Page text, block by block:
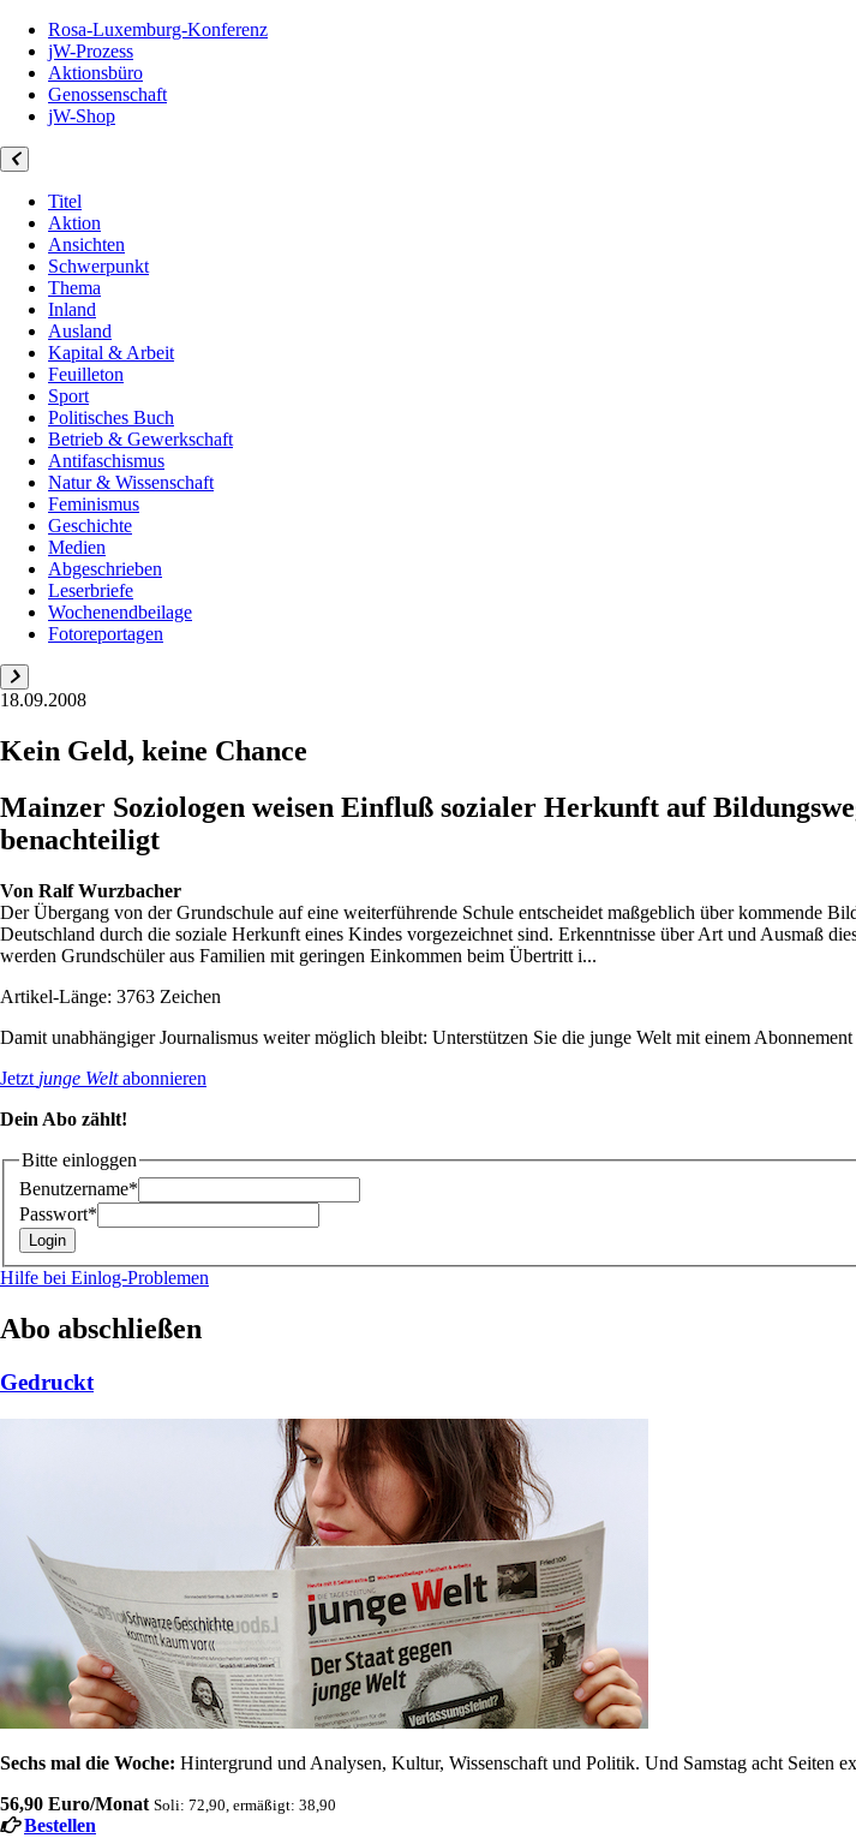
Rosa-Luxemburg-Konferenz
jW-Prozess
Aktionsbüro
Genossenschaft
jW-Shop
Titel
Aktion
Ansichten
Schwerpunkt
Thema
Inland
Ausland
Kapital & Arbeit
Feuilleton
Sport
Politisches Buch
Betrieb & Gewerkschaft
Antifaschismus
Natur & Wissenschaft
Feminismus
Geschichte
Medien
Abgeschrieben
Leserbriefe
Wochenendbeilage
Fotoreportagen
18.09.2008
Kein Geld, keine Chance
Mainzer Soziologen weisen Einfluß sozialer Herkunft auf
benachteiligt
Von Ralf Wurzbacher
Der Übergang von der Grundschule auf eine weiterführende Schule entscheidet maßgeblich über kommende
Deutschland durch die soziale Herkunft eines Kindes vorgezeichnet sind. Erkenntnisse über Art und Ausmaß
werden Grundschüler aus Familien mit geringen Einkommen beim Übertritt i...
Artikel-Länge: 3763 Zeichen
Damit unabhängiger Journalismus weiter möglich bleibt: Unterstützen Sie die junge Welt mit einem
Jetzt junge Weltabonnieren
Dein Abo zählt!
Bitte einloggen
Benutzername*
Passwort*
Hilfe bei Einlog-Problemen
Abo abschließen
Gedruckt
Sechs mal die Woche: Hintergrund und Analysen, Kultur, Wissenschaft und Politik. Und Samstag acht Seiten
56,90 Euro/Monat Soli: 72,90, ermäßigt: 38,90
Bestellen